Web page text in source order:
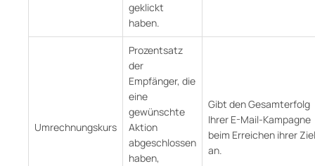
geklickt
haben.
Umrechnungskurs
Prozentsatz
der
Empfänger, die
eine
gewünschte
Aktion
abgeschlossen
haben,
Gibt den Gesamterfolg
Ihrer E-Mail-Kampagne
beim Erreichen ihrer
an.